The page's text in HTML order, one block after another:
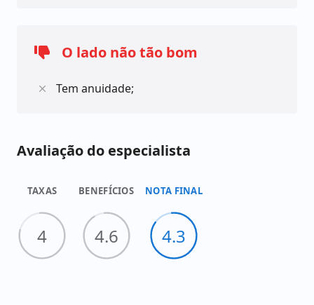
O lado não tão bom
Tem anuidade;
Avaliação do especialista
TAXAS
4
BENEFÍCIOS
4.6
NOTA FINAL
4.3